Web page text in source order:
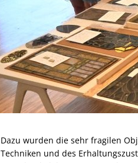
Dazu wurden die sehr fragilen
Techniken und des